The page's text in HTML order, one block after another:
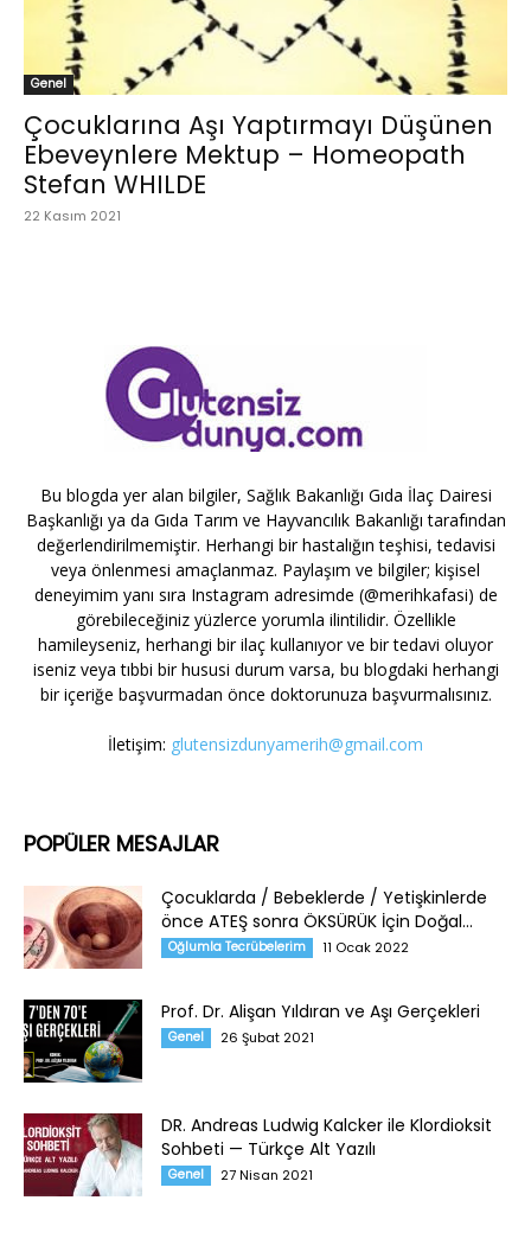
Genel
Çocuklarına Aşı Yaptırmayı Düşünen
Ebeveynlere Mektup – Homeopath
Stefan WHILDE
22 Kasım 2021
Bu blogda yer alan bilgiler, Sağlık Bakanlığı Gıda İlaç Dairesi
Başkanlığı ya da Gıda Tarım ve Hayvancılık Bakanlığı tarafından
değerlendirilmemiştir. Herhangi bir hastalığın teşhisi, tedavisi
veya önlenmesi amaçlanmaz. Paylaşım ve bilgiler; kişisel
deneyimim yanı sıra Instagram adresimde (@merihkafasi) de
görebileceğiniz yüzlerce yorumla ilintilidir. Özellikle
hamileyseniz, herhangi bir ilaç kullanıyor ve bir tedavi oluyor
iseniz veya tıbbi bir hususi durum varsa, bu blogdaki herhangi
bir içeriğe başvurmadan önce doktorunuza başvurmalısınız.
İletişim: glutensizdunyamerih@gmail.com
POPÜLER MESAJLAR
Çocuklarda / Bebeklerde / Yetişkinlerde
önce ATEŞ sonra ÖKSÜRÜK İçin Doğal...
Oğlumla Tecrübelerim 11 Ocak 2022
Prof. Dr. Alişan Yıldıran ve Aşı Gerçekleri
Genel 26 Şubat 2021
DR. Andreas Ludwig Kalcker ile Klordioksit
Sohbeti — Türkçe Alt Yazılı
Genel 27 Nisan 2021